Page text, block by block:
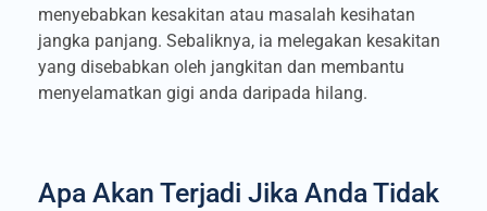
menyebabkan kesakitan atau masalah kesihatan
jangka panjang. Sebaliknya, ia melegakan kesakitan
yang disebabkan oleh jangkitan dan membantu
menyelamatkan gigi anda daripada hilang.
Apa Akan Terjadi Jika Anda Tidak